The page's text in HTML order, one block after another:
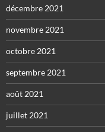
décembre 2021
novembre 2021
octobre 2021
septembre 2021
août 2021
juillet 2021